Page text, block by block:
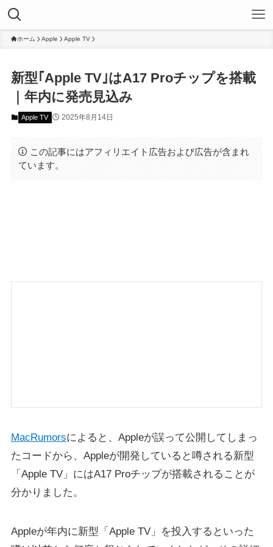
ホーム Apple Apple TV
新型｢Apple TV｣はA17 Proチップを搭載
｜年内に発売見込み
Apple TV 2025年8月14日
この記事にはアフィリエイト広告および広告が含まれ
ています。
MacRumorsによると、Appleが誤って公開してしまっ
たコードから、Appleが開発していると噂される新型
「Apple TV」にはA17 Proチップが搭載されることが
分かりました。
Appleが年内に新型「Apple TV」を投入するといった